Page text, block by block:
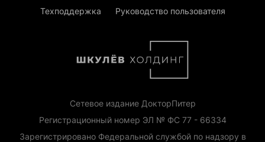
Техподдержка
Руководство пользователя
Сетевое издание ДокторПитер
Регистрационный номер ЭЛ № ФС 77 - 66334
Зарегистрировано Федеральной службой по надзору в